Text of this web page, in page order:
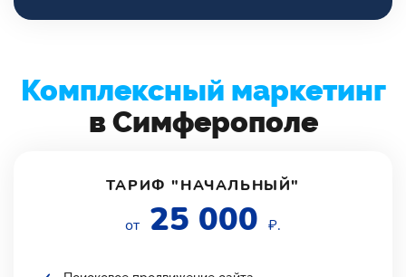
Комплексный маркетинг
в Симферополе
ТАРИФ "НАЧАЛЬНЫЙ"
от 25 000 ₽.